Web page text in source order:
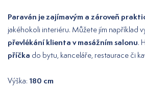
Paraván je zajímavým a zároveň
jakéhokoli interiéru. Můžete jím například
převlékání klienta v masážním salonu.
příčka do bytu, kanceláře, restaurace či
Výška: 180 cm